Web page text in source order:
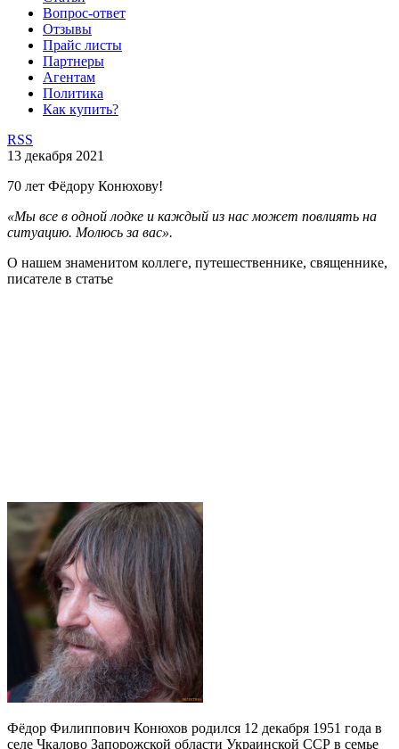
Вопрос-ответ
Отзывы
Прайс листы
Партнеры
Агентам
Политика
Как купить?
RSS
13 декабря 2021
70 лет Фёдору Конюхову!
«Мы все в одной лодке и каждый из нас может повлиять на
ситуацию. Молюсь за вас».
О нашем знаменитом коллеге, путешественнике, священнике,
писателе в статье
Фёдор Филиппович Конюхов родился 12 декабря 1951 года в
селе Чкалово Запорожской области Украинской ССР в семье